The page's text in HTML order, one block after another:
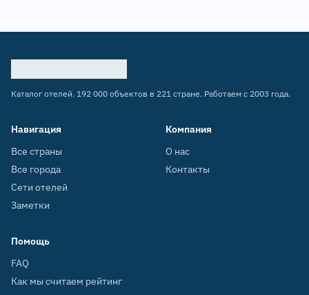
Каталог отелей. 192 000 объектов в 221 стране. Работаем с 2003 года.
Навигация
Все страны
Все города
Сети отелей
Заметки
Компания
О нас
Контакты
Помощь
FAQ
Как мы считаем рейтинг